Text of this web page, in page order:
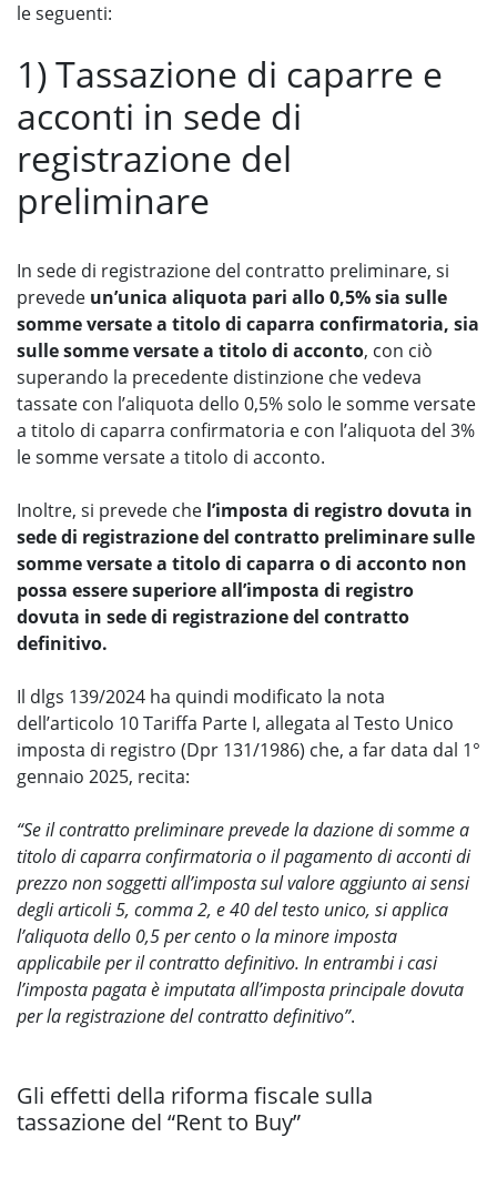
le seguenti:
1) Tassazione di caparre e
acconti in sede di
registrazione del
preliminare
In sede di registrazione del contratto preliminare, si
prevede un’unica aliquota pari allo 0,5% sia sulle
somme versate a titolo di caparra confirmatoria, sia
sulle somme versate a titolo di acconto, con ciò
superando la precedente distinzione che vedeva
tassate con l’aliquota dello 0,5% solo le somme versate
a titolo di caparra confirmatoria e con l’aliquota del 3%
le somme versate a titolo di acconto.
Inoltre, si prevede che l’imposta di registro dovuta in
sede di registrazione del contratto preliminare sulle
somme versate a titolo di caparra o di acconto non
possa essere superiore all’imposta di registro
dovuta in sede di registrazione del contratto
definitivo.
Il dlgs 139/2024 ha quindi modificato la nota
dell’articolo 10 Tariffa Parte I, allegata al Testo Unico
imposta di registro (Dpr 131/1986) che, a far data dal 1°
gennaio 2025, recita:
“Se il contratto preliminare prevede la dazione di somme a
titolo di caparra confirmatoria o il pagamento di acconti di
prezzo non soggetti all’imposta sul valore aggiunto ai sensi
degli articoli 5, comma 2, e 40 del testo unico, si applica
l’aliquota dello 0,5 per cento o la minore imposta
applicabile per il contratto definitivo. In entrambi i casi
l’imposta pagata è imputata all’imposta principale dovuta
per la registrazione del contratto definitivo”.
Gli effetti della riforma fiscale sulla
tassazione del “Rent to Buy”